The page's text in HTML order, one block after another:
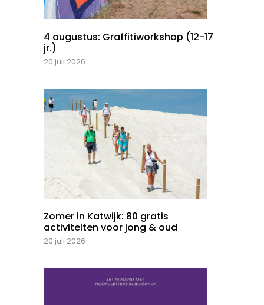
4 augustus: Graffitiworkshop (12-17
jr.)
20 juli 2026
Zomer in Katwijk: 80 gratis
activiteiten voor jong & oud
20 juli 2026